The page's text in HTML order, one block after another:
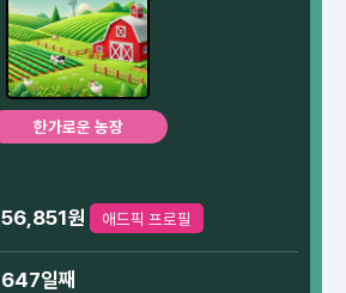
한가로운 농장
56,851원 애드픽 프로필
647일째